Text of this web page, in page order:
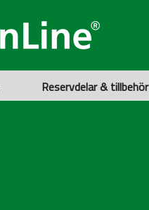
Reservdelar & tillbehör